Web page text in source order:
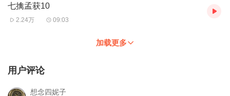
七擒孟获10
2.24万 09:03
加载更多
用户评论
想念四妮子